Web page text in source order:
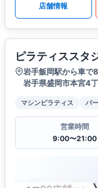
店舗情報
ピラティススタ
岩手飯岡駅から車で
岩手県盛岡市本宮4
マシンピラティス パ
営業時間
9:00〜21:00